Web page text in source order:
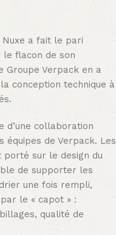
Nuxe a fait le pari
le flacon de son
Groupe Verpack en a
conception technique à
d’une collaboration
de Verpack. Les
sur le design du
de supporter les
une fois rempli,
le « capot » :
qualité de